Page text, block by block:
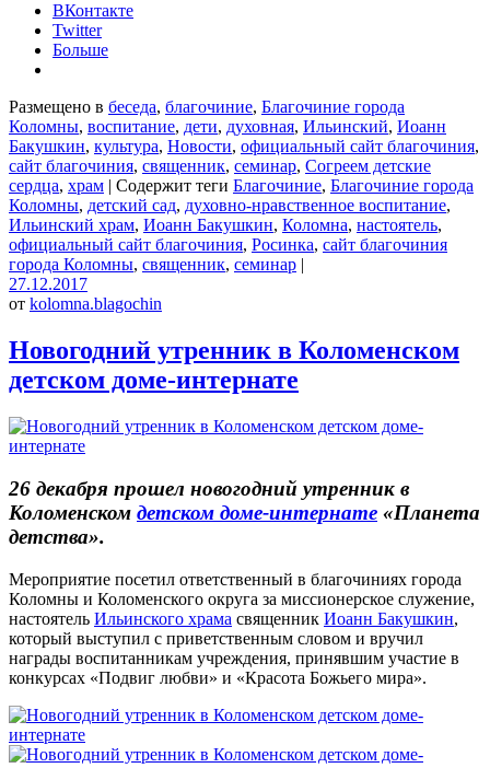
ВКонтакте
Twitter
Больше
Размещено в беседа, благочиние, Благочиние города
Коломны, воспитание, дети, духовная, Ильинский, Иоанн
Бакушкин, культура, Новости, официальный сайт благочиния,
сайт благочиния, священник, семинар, Согреем детские
сердца, храм | Содержит теги Благочиние, Благочиние города
Коломны, детский сад, духовно-нравственное воспитание,
Ильинский храм, Иоанн Бакушкин, Коломна, настоятель,
официальный сайт благочиния, Росинка, сайт благочиния
города Коломны, священник, семинар |
27.12.2017
от kolomna.blagochin
Новогодний утренник в Коломенском
детском доме-интернате
26 декабря прошел новогодний утренник в
Коломенском детском доме-интернате «Планета
детства».
Мероприятие посетил ответственный в благочиниях города
Коломны и Коломенского округа за миссионерское служение,
настоятель Ильинского храма священник Иоанн Бакушкин,
который выступил с приветственным словом и вручил
награды воспитанникам учреждения, принявшим участие в
конкурсах «Подвиг любви» и «Красота Божьего мира».